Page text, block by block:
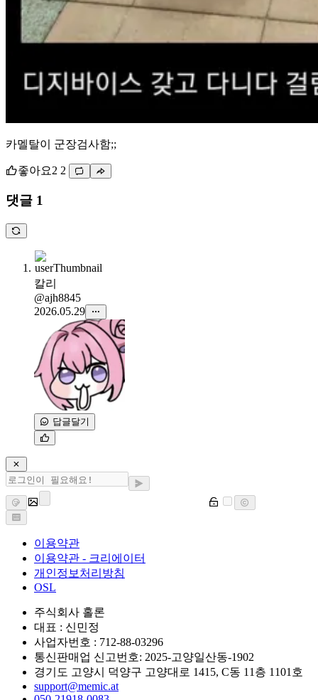
카멜탈이 군장검사함;;
좋아요2 2
댓글 1
칼리
@ajh8845
2026.05.29
답글달기
이용약관
이용약관 - 크리에이터
개인정보처리방침
OSL
주식회사 홀론
대표 : 신민정
사업자번호 : 712-88-03296
통신판매업 신고번호: 2025-고양일산동-1902
경기도 고양시 덕양구 고양대로 1415, C동 11층 1101호
support@memic.at